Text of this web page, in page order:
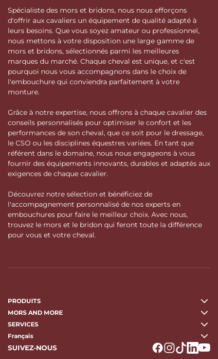
Spécialiste des mors et bridons, nous nous efforçons
d'offrir aux cavaliers un équipement de qualité adapté à
leurs besoins. Que vous soyez amateur ou professionnel,
nous mettons à votre disposition une large gamme de
mors et bridons, sélectionnés parmi les meilleures
marques du marché. Chaque cheval est unique, et c'est
pourquoi nous vous accompagnons dans le choix de
l'embouchure qui conviendra parfaitement à votre
monture.
Grâce à notre expertise, nous offrons à chaque cavalier des
conseils personnalisés pour optimiser le confort et les
performances de son cheval, que ce soit pour le dressage,
le CSO ou les disciplines équestres variées. En tant que
référent dans le domaine, nous nous engageons à vous
fournir des équipements innovants, durables et adaptés aux
exigences de chaque cavalier.
Découvrez notre sélection et bénéficiez de
l'accompagnement personnalisé de nos experts en
embouchures pour faire le meilleur choix. Avec nous,
trouvez le mors et le bridon qui feront toute la différence
pour vous et votre cheval.
PRODUITS
MORS AND MORE
SERVICES
Français
SUIVEZ-NOUS